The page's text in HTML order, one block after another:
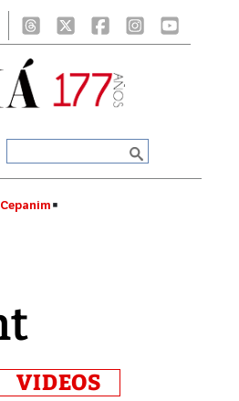
Cepanim
VIDEOS